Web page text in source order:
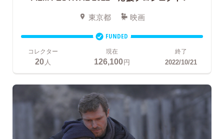
東京都 映画
FUNDED
コレクター
20人
現在
126,100円
終了
2022/10/21